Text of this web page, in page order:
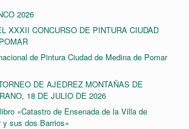
2026
XXXII CONCURSO DE PINTURA CIUDAD
de Pintura Ciudad de Medina de Pomar
DE AJEDREZ MONTAÑAS DE
18 DE JULIO DE 2026
«Catastro de Ensenada de la Villa de
y sus dos Barrios»